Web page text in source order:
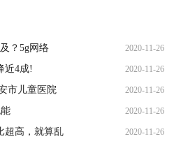
？5g网络 2020-11-26
近4成! 2020-11-26
市儿童医院 2020-11-26
2020-11-26
超高，就算乱 2020-11-26